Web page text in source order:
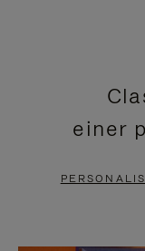
BITTE
SIE
einer